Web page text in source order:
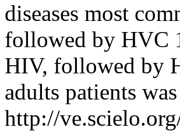
diseases most
followed by HVC
HIV, followed by
adults patients
http://